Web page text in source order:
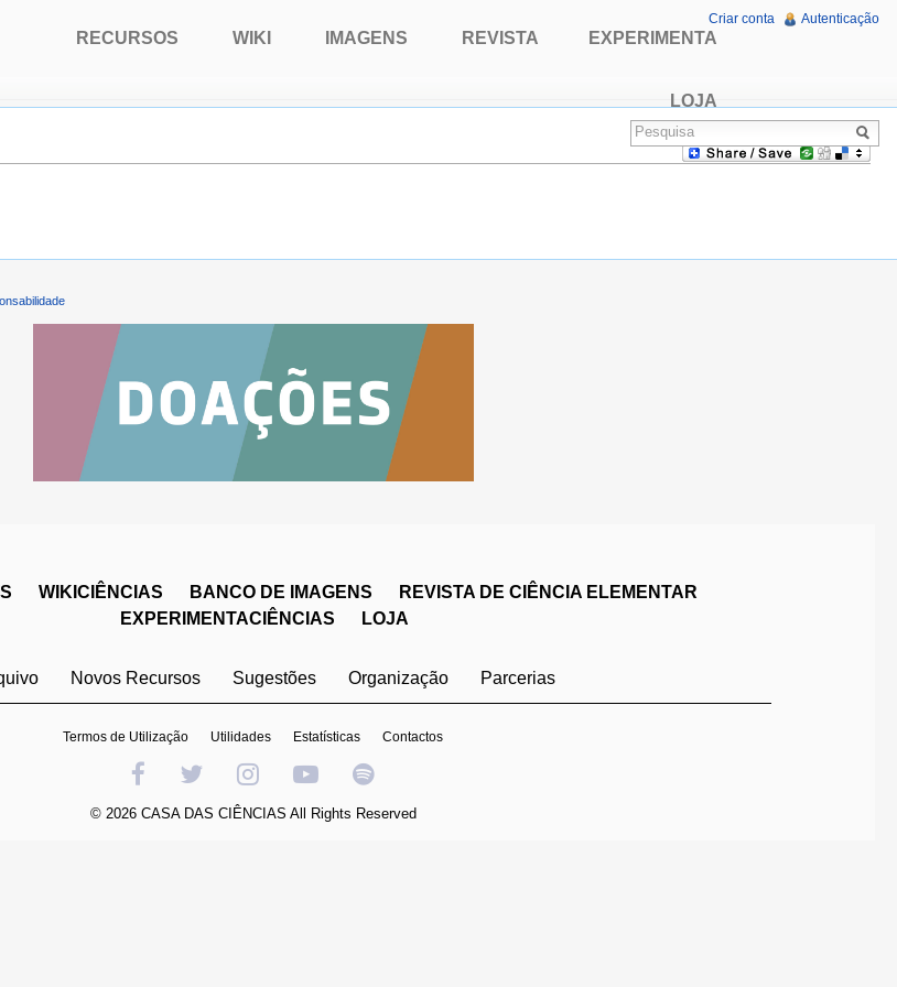
RECURSOS WIKI IMAGENS REVISTA EXPERIMENTA
LOJA
Criar conta Autenticação
WIKICIÊNCIAS BANCO DE IMAGENS
REVISTA DE CIÊNCIA ELEMENTAR
EXPERIMENTACIÊNCIAS
LOJA
Novos Recursos Sugestões Organização Parcerias
Termos de Utilização Utilidades Estatísticas Contactos
© 2026 CASA DAS CIÊNCIAS All Rights Reserved